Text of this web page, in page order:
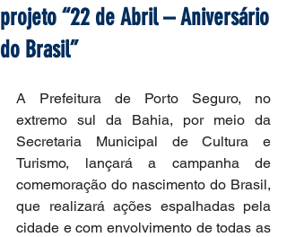
projeto “22 de Abril – Aniversário
do Brasil”
A Prefeitura de Porto Seguro, no
extremo sul da Bahia, por meio da
Secretaria Municipal de Cultura e
Turismo, lançará a campanha de
comemoração do nascimento do Brasil,
que realizará ações espalhadas pela
cidade e com envolvimento de todas as